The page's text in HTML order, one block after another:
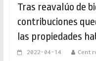
Tras reavalúo de
contribuciones
las propiedades
2022-04-14